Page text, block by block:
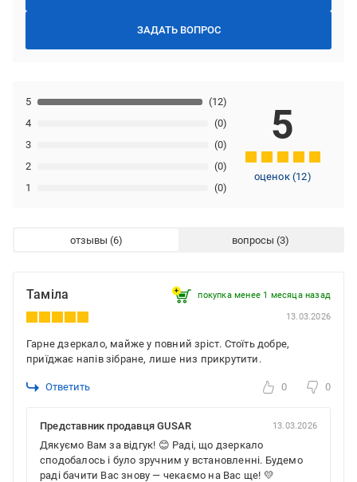
ЗАДАТЬ ВОПРОС
1 (0)
2 (0)
3 (0)
4 (0)
5 (12)
5
оценок (12)
отзывы вопросы
Таміла покупка менее 1 месяца назад
13.03.2026
Гарне дзеркало, майже у повний зріст. Стоїть добре,
приїджає напів зібране, лише низ прикрутити.
Ответить 0 0
Представник продавця GUSAR 13.03.2026
Дякуємо Вам за відгук! 😊 Раді, що дзеркало
сподобалось і було зручним у встановленні. Будемо
раді бачити Вас знову — чекаємо на Вас ще! 💛